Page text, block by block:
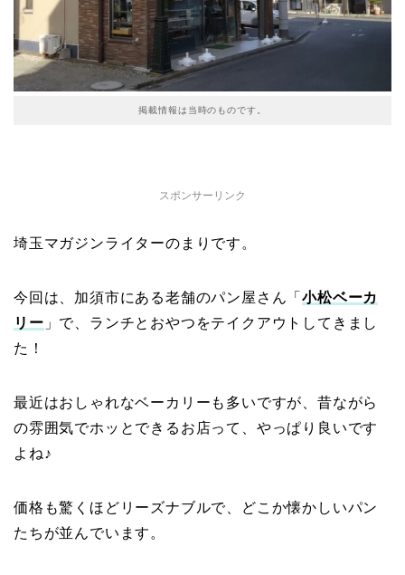
掲載情報は当時のものです。
スポンサーリンク
埼玉マガジンライターのまりです。
今回は、加須市にある老舗のパン屋さん「小松ベーカ
リー 」で、ランチとおやつをテイクアウトしてきまし
た！
最近はおしゃれなベーカリーも多いですが、昔ながら
の雰囲気でホッとできるお店って、やっぱり良いです
よね♪
価格も驚くほどリーズナブルで、どこか懐かしいパン
たちが並んでいます。